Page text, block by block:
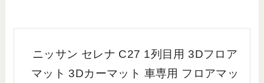
ニッサン セレナ C27 1列目用 3Dフロア
マット 3Dカーマット 車専用 フロアマッ